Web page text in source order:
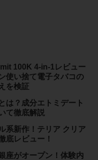
100K 4-in-1レビュー
使い捨て電子タバコの
を検証
は？成分エトミデート
て徹底解説
系新作！テリア クリア
底レビュー！
座がオープン！体験内